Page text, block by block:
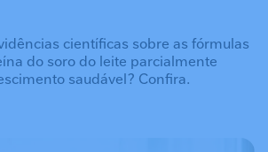
científicas sobre as fórmulas
do soro do leite parcialmente
saudável? Confira.